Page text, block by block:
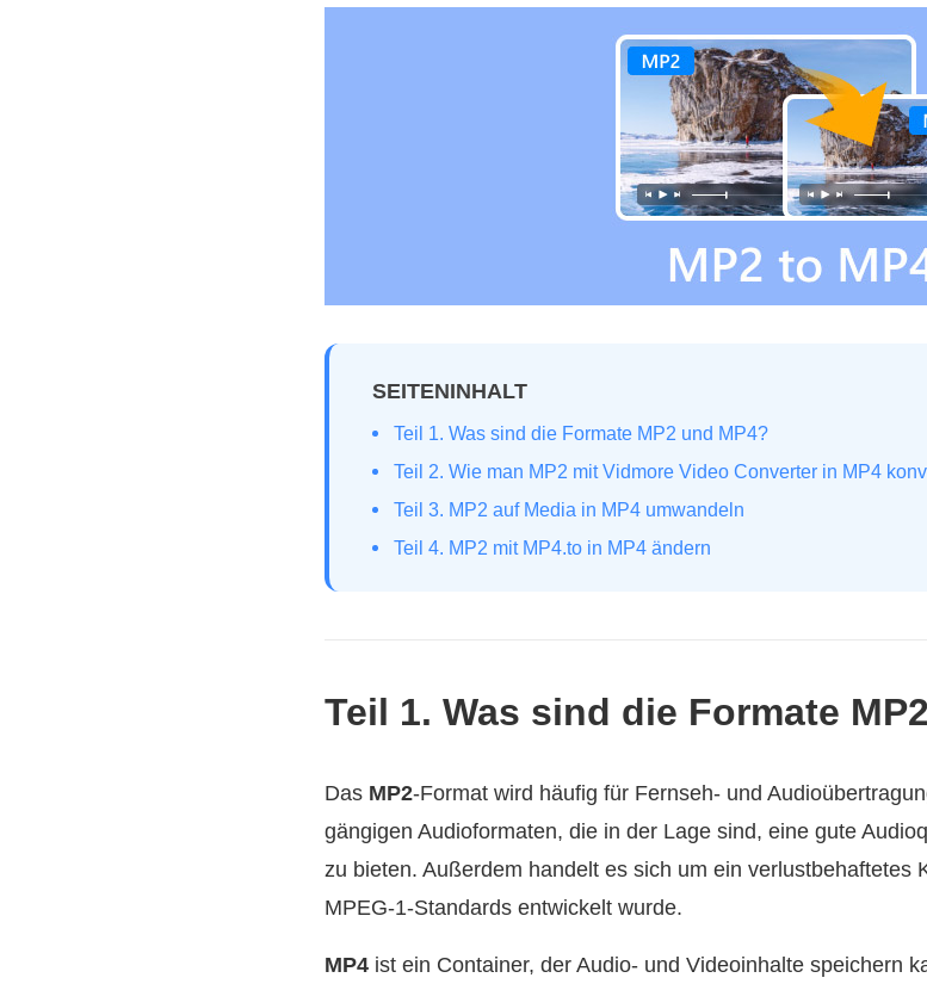
SEITENINHALT
Teil 1. Was sind die Formate MP2 und MP4?
Teil 2. Wie man MP2 mit Vidmore Video Converter in MP4
Teil 3. MP2 auf Media in MP4 umwandeln
Teil 4. MP2 mit MP4.to in MP4 ändern
Teil 1. Was sind die Formate
Das MP2-Format wird häufig für Fernseh- und
gängigen Audioformaten, die in der Lage sind, eine gute
zu bieten. Außerdem handelt es sich um ein verlustbehaftetes
MPEG-1-Standards entwickelt wurde.
MP4 ist ein Container, der Audio- und Videoinhalte speichern